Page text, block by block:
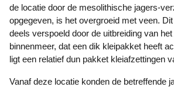
de locatie door de mesolithische jagers-
opgegeven, is het overgroeid met veen.
deels verspoeld door de uitbreiding van
binnenmeer, dat een dik kleipakket heeft
ligt een relatief dun pakket kleiafzettingen
Vanaf deze locatie konden de betreffende jagers-verzamelaars